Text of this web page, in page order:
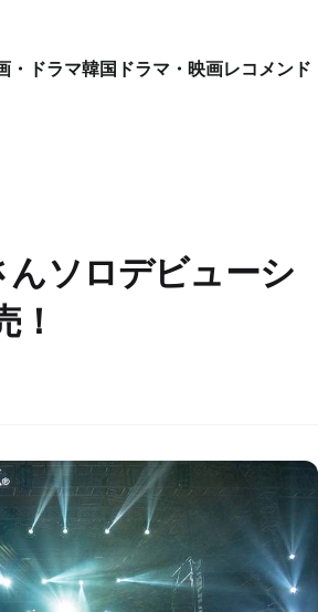
・ドラマ韓国ドラマ・映画レコメンド
ソロデビューシ